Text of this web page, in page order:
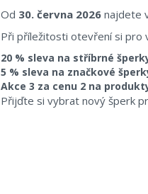
Od 30. června 2026 najdete
Při příležitosti otevření si pro
20 % sleva na stříbrné
5 % sleva na značkové
Akce 3 za cenu 2 na
Přijďte si vybrat nový šperk